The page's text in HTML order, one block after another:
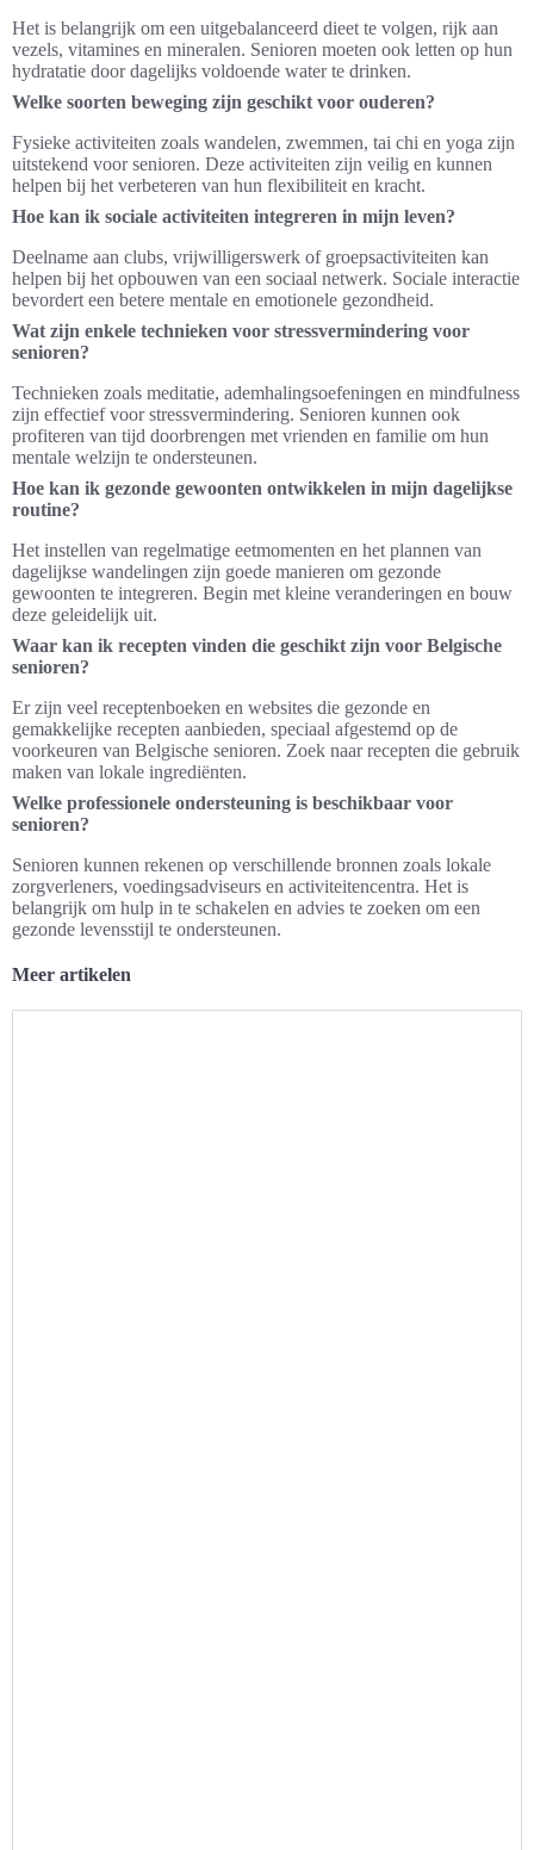
Het is belangrijk om een uitgebalanceerd dieet te volgen, rijk aan
vezels, vitamines en mineralen. Senioren moeten ook letten op hun
hydratatie door dagelijks voldoende water te drinken.
Welke soorten beweging zijn geschikt voor ouderen?
Fysieke activiteiten zoals wandelen, zwemmen, tai chi en yoga zijn
uitstekend voor senioren. Deze activiteiten zijn veilig en kunnen
helpen bij het verbeteren van hun flexibiliteit en kracht.
Hoe kan ik sociale activiteiten integreren in mijn leven?
Deelname aan clubs, vrijwilligerswerk of groepsactiviteiten kan
helpen bij het opbouwen van een sociaal netwerk. Sociale interactie
bevordert een betere mentale en emotionele gezondheid.
Wat zijn enkele technieken voor stressvermindering voor
senioren?
Technieken zoals meditatie, ademhalingsoefeningen en mindfulness
zijn effectief voor stressvermindering. Senioren kunnen ook
profiteren van tijd doorbrengen met vrienden en familie om hun
mentale welzijn te ondersteunen.
Hoe kan ik gezonde gewoonten ontwikkelen in mijn dagelijkse
routine?
Het instellen van regelmatige eetmomenten en het plannen van
dagelijkse wandelingen zijn goede manieren om gezonde
gewoonten te integreren. Begin met kleine veranderingen en bouw
deze geleidelijk uit.
Waar kan ik recepten vinden die geschikt zijn voor Belgische
senioren?
Er zijn veel receptenboeken en websites die gezonde en
gemakkelijke recepten aanbieden, speciaal afgestemd op de
voorkeuren van Belgische senioren. Zoek naar recepten die gebruik
maken van lokale ingrediënten.
Welke professionele ondersteuning is beschikbaar voor
senioren?
Senioren kunnen rekenen op verschillende bronnen zoals lokale
zorgverleners, voedingsadviseurs en activiteitencentra. Het is
belangrijk om hulp in te schakelen en advies te zoeken om een
gezonde levensstijl te ondersteunen.
Meer artikelen